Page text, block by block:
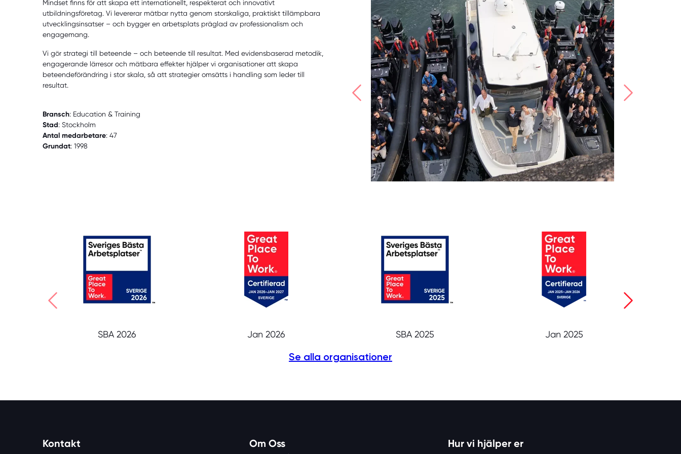
Mindset finns för att skapa ett internationellt, respekterat och innovativt
utbildningsföretag. Vi levererar mätbar nytta genom storskaliga, praktiskt tillämpbara
utvecklingsinsatser – och bygger en arbetsplats präglad av professionalism och
engagemang.
Vi gör strategi till beteende – och beteende till resultat. Med evidensbaserad metodik,
engagerande lärresor och mätbara effekter hjälper vi organisationer att skapa
beteendeförändring i stor skala, så att strategier omsätts i handling som leder till
resultat.
Bransch: Education & Training
Stad: Stockholm
Antal medarbetare: 47
Grundat: 1998
SBA 2026 Jan 2026 SBA 2025 Jan 2025
Se alla organisationer
Kontakt Om Oss Hur vi hjälper er